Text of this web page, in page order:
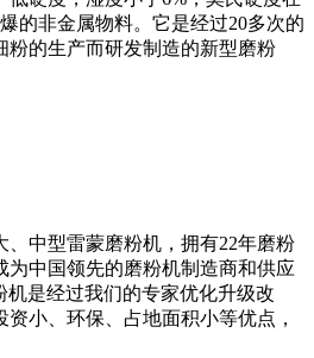
的非金属物料。它是经过20多次的
粉的生产而研发制造的新型磨粉
、中型雷蒙磨粉机，拥有22年磨粉
为中国领先的磨粉机制造商和供应
机是经过我们的专家优化升级改
小、环保、占地面积小等优点，